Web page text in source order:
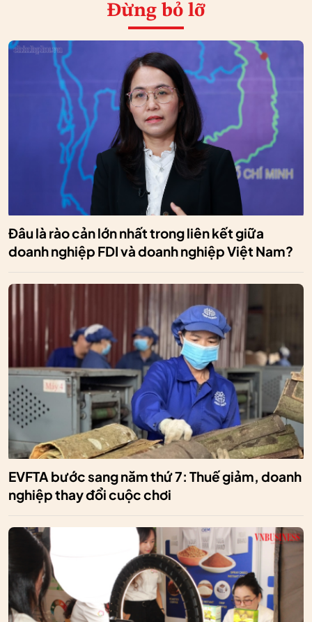
Đừng bỏ lỡ
Đâu là rào cản lớn nhất trong liên kết giữa
doanh nghiệp FDI và doanh nghiệp Việt Nam?
EVFTA bước sang năm thứ 7: Thuế giảm, doanh
nghiệp thay đổi cuộc chơi